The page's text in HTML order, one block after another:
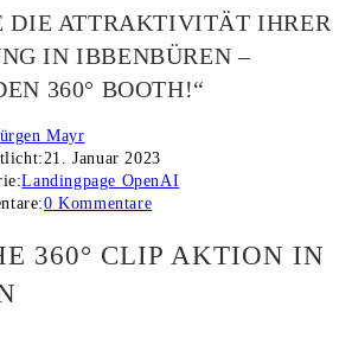
DIE ATTRAKTIVITÄT IHRER
IN IBBENBÜREN –
360° BOOTH!“
Mayr
21. Januar 2023
Landingpage OpenAI
0 Kommentare
360° CLIP AKTION IN